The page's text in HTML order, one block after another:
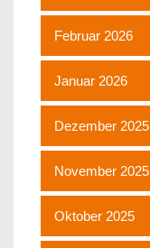
Februar 2026
Januar 2026
Dezember 2025
November 2025
Oktober 2025